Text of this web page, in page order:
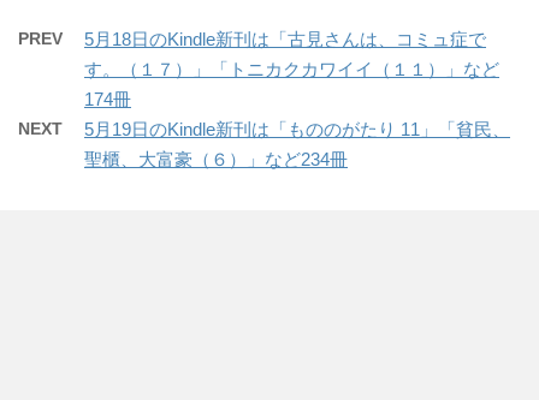
PREV
5月18日のKindle新刊は「古見さんは、コミュ症で
す。（１７）」「トニカクカワイイ（１１）」など
174冊
NEXT
5月19日のKindle新刊は「もののがたり 11」「貧民、
聖櫃、大富豪（６）」など234冊